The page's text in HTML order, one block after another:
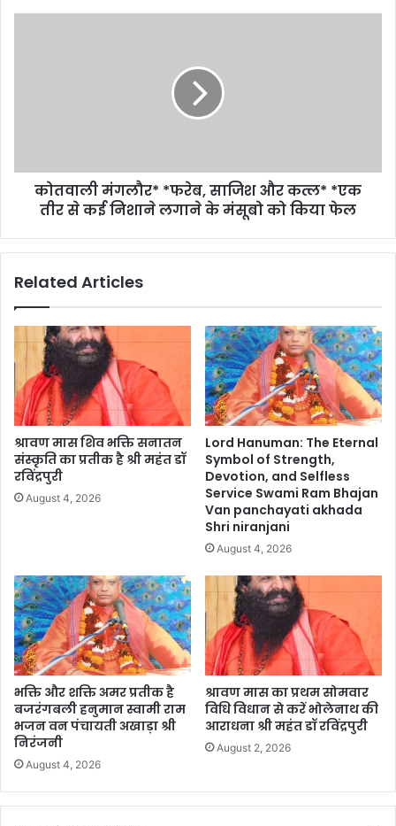
s
कोतवाली मंगलौर* *फरेब, साजिश और कत्ल* *एक
तीर से कई निशाने लगाने के मंसूबो को किया फेल
Related Articles
श्रावण मास शिव भक्ति सनातन
संस्कृति का प्रतीक है श्री महंत डॉ
रविंद्रपुरी
August 4, 2026
Lord Hanuman: The Eternal
Symbol of Strength,
Devotion, and Selfless
Service Swami Ram Bhajan
Van panchayati akhada
Shri niranjani
August 4, 2026
भक्ति और शक्ति अमर प्रतीक है
बजरंगबली हनुमान स्वामी राम
भजन वन पंचायती अखाड़ा श्री
निरंजनी
August 4, 2026
श्रावण मास का प्रथम सोमवार
विधि विधान से करें भोलेनाथ की
आराधना श्री महंत डॉ रविंद्रपुरी
August 2, 2026